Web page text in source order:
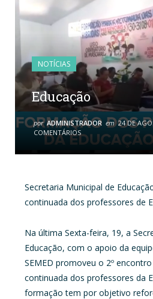
NOTÍCIAS
Educação
por ADMINISTRADOR em 24 DE
COMENTÁRIOS
Secretaria Municipal de
continuada dos professores de
Na última Sexta-feira, 19, a
Educação, com o apoio da
SEMED promoveu o 2º
continuada dos professores da
formação tem por objetivo